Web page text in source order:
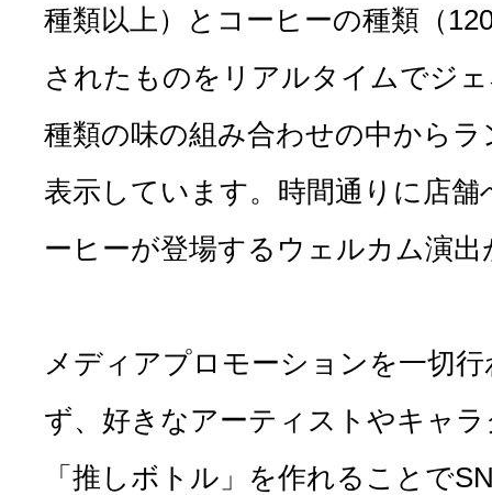
種類以上）とコーヒーの種類（
されたものをリアルタイムでジ
種類の味の組み合わせの中から
表示しています。時間通りに店
ーヒーが登場するウェルカム演
メディアプロモーションを一切
ず、好きなアーティストやキャ
「推しボトル」を作れることで